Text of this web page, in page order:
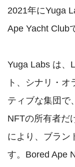
2021年にYuga
Ape Yacht Club
Yuga Labs は、
ト、シナリ・
ティブな集団で
NFTの所有者だ
により、ブラン
す。Bored Ape